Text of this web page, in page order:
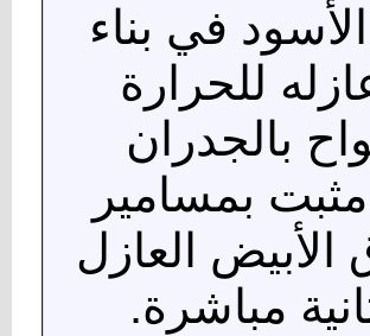
في بناء
للحرارة
بالجدران
بمسامير
العازل
مباشرة.